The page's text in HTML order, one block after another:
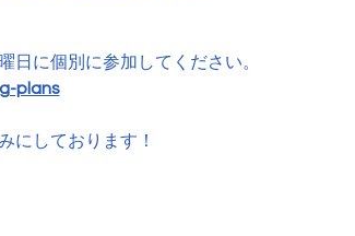
日に個別に参加してください。
plans
にしております！